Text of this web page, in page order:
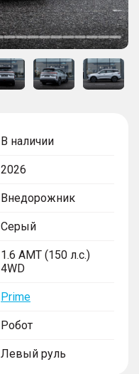
В наличии
2026
Внедорожник
Серый
1.6 AMT (150 л.с.)
4WD
Prime
Робот
Левый руль